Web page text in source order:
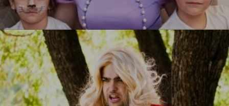
УЗНАТЬ БОЛЬШЕ
Принцесса София